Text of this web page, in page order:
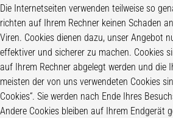
Die Internetseiten verwenden teilweise so
richten auf Ihrem Rechner keinen Schaden
Viren. Cookies dienen dazu, unser Angebot
effektiver und sicherer zu machen. Cookies
auf Ihrem Rechner abgelegt werden und die
meisten der von uns verwendeten Cookies
Cookies“. Sie werden nach Ende Ihres
Andere Cookies bleiben auf Ihrem Endgerät